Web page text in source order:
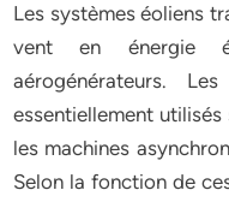
Les systèmes éoliens
vent en énergie
aérogénérateurs.
essentiellement
les machines
Selon la fonction de